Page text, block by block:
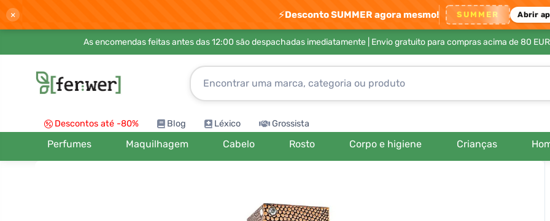
× ⚡Desconto SUMMER agora mesmo! SUMMER Abrir
As encomendas feitas antes das 12:00 são despachadas imediatamente | Envio gratuito para compras acima de 80 EUR
Descontos até -80% Blog Léxico Grossista
Perfumes Maquilhagem Cabelo Rosto Corpo e higiene Crianças